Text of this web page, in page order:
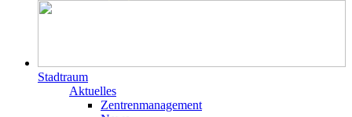
Stadtraum
Aktuelles
Zentrenmanagement